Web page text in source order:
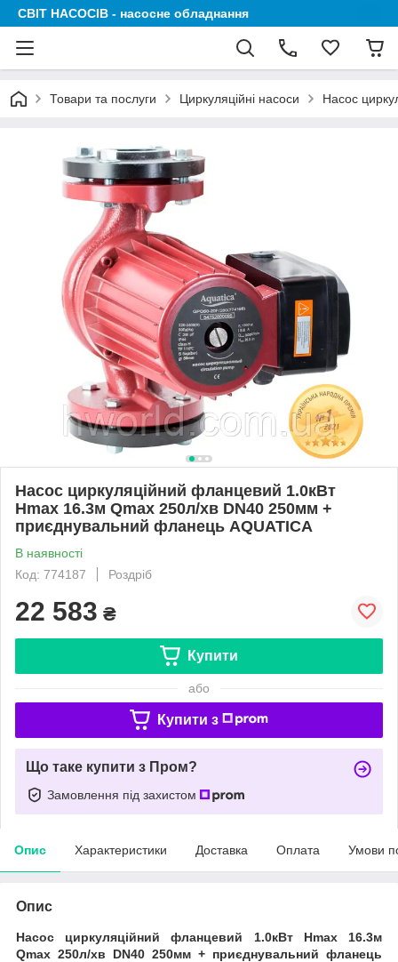
СВІТ НАСОСІВ - насосне обладнання
Товари та послуги Циркуляційні насоси Насос
Насос циркуляційний фланцевий 1.0кВт
Hmax 16.3м Qmax 250л/хв DN40 250мм +
приєднувальний фланець AQUATICA
В наявності
Код: 774187
Роздріб
22 583 ₴
Купити
або
Купити з
Що таке купити з Пром?
Замовлення під захистом
Опис Характеристики Доставка Оплата Умови
Опис
Насос циркуляційний фланцевий 1.0кВт Hmax 16.3м
Qmax 250л/хв DN40 250мм + приєднувальний фланець